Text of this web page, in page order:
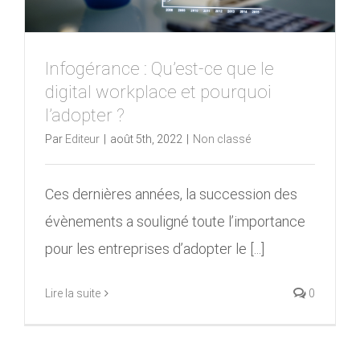
Infogérance : Qu’est-ce que le
digital workplace et pourquoi
l’adopter ?
Par Editeur août 5th, 2022 Non classé
Ces dernières années, la succession des
évènements a souligné toute l’importance
pour les entreprises d’adopter le [...]
Lire la suite 0